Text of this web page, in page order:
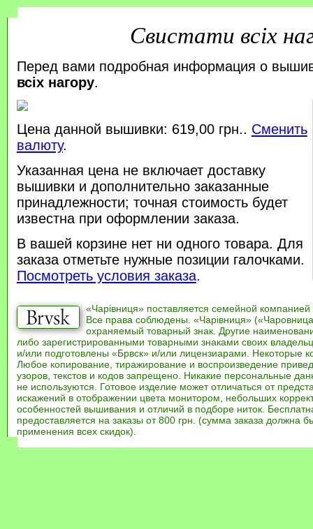
Свистати всіх
Перед вами подробная информация о
всіх нагору.
Цена данной вышивки: 619,00 грн.. Сменить
валюту.
Указанная цена не включает доставку
вышивки и дополнительно заказанные
принадлежности; точная стоимость будет
известна при оформлении заказа.
В вашей корзине нет ни одного товара. Для
заказа отметьте нужные позиции галочками.
Посмотреть условия заказа.
«Чарівниця» поставляется семейной компанией
Все права соблюдены. «Чарівниця»
охраняемый товарный знак. Другие
либо зарегистрированными товарными знаками своих
и/или подготовлены «Брвск» и/или лицензиарами. Некоторые
Любое копирование, тиражирование и воспроизведение
узоров, текстов и кодов запрещено. Никакие персональные
не используются. Готовое изделие может отличаться от
искажений в отображении цвета монитором, небольших
особенностей вышивания и отличий в подборе ниток.
предоставляется на заказы от 800 грн. (сумма заказа должна
применения всех скидок).